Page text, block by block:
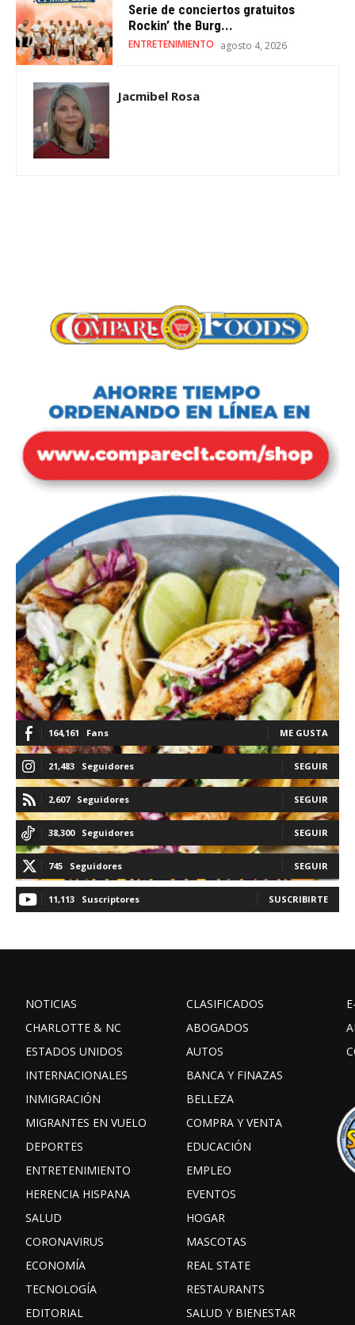
Serie de conciertos gratuitos
Rockin’ the Burg...
ENTRETENIMIENTO agosto 4, 2026
Jacmibel Rosa
164,161 Fans ME GUSTA
21,483 Seguidores SEGUIR
2,607 Seguidores SEGUIR
38,300 Seguidores SEGUIR
745 Seguidores SEGUIR
11,113 Suscriptores SUSCRIBIRTE
NOTICIAS
CHARLOTTE & NC
ESTADOS UNIDOS
INTERNACIONALES
INMIGRACIÓN
MIGRANTES EN VUELO
DEPORTES
ENTRETENIMIENTO
HERENCIA HISPANA
SALUD
CORONAVIRUS
ECONOMÍA
TECNOLOGÍA
EDITORIAL
CLASIFICADOS
ABOGADOS
AUTOS
BANCA Y FINAZAS
BELLEZA
COMPRA Y VENTA
EDUCACIÓN
EMPLEO
EVENTOS
HOGAR
MASCOTAS
REAL STATE
RESTAURANTS
SALUD Y BIENESTAR